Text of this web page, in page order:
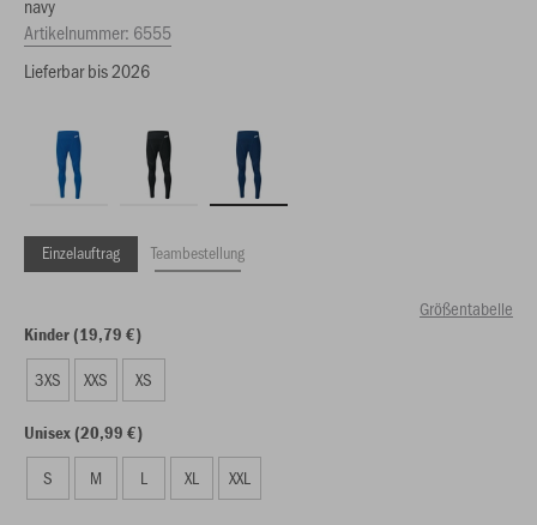
navy
Artikelnummer: 6555
Lieferbar bis 2026
Einzelauftrag Teambestellung
Größentabelle
Kinder (19,79 €)
3XS XXS XS
Unisex (20,99 €)
S M L XL XXL